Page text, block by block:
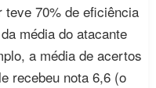
70% de eficiência
média do atacante
a média de acertos
recebeu nota 6,6 (o